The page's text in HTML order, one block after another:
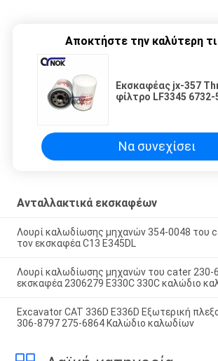
Αποκτήστε την καλύτερη
Εκσκαφέας jx-357
φίλτρο LF3345
Να συνεχίσει
Ανταλλακτικά εκσκαφέων
Λουρί καλωδίωσης μηχανών 354-0048 του
τον εκσκαφέα C13 E345DL
Λουρί καλωδίωσης μηχανών του cater 230-
εκσκαφέα 2306279 E330C 330C καλώδιο
Excavator CAT 336D E336D Εξωτερική
306-8797 275-6864 Καλώδιο καλωδίων